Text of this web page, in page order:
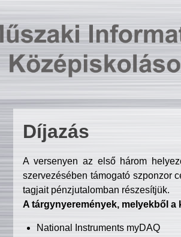
Díjazás
A versenyen az első három
szervezésében támogató szponzor
tagjait pénzjutalomban részesítjük.
A tárgynyeremények, melyekből
National Instruments myDAQ